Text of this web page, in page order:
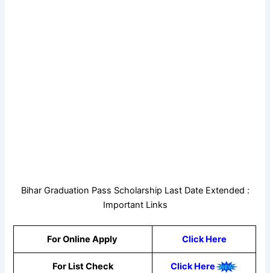
Bihar Graduation Pass Scholarship Last Date Extended :
Important Links
For Online Apply Click Here
For List Check Click Here